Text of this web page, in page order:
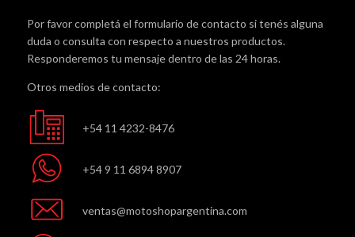
Por favor completá el formulario de contacto si tenés alguna
duda o consulta con respecto a nuestros productos.
Responderemos tu mensaje dentro de las 24 horas.
Otros medios de contacto:
+54 11 4232-8476
+54 9 11 6894 8907
ventas@motoshopargentina.com